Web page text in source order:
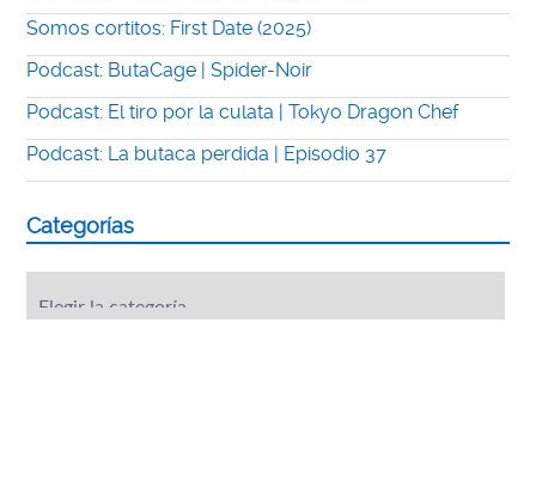
Somos cortitos: First Date (2025)
Podcast: ButaCage | Spider-Noir
Podcast: El tiro por la culata | Tokyo Dragon Chef
Podcast: La butaca perdida | Episodio 37
Categorías